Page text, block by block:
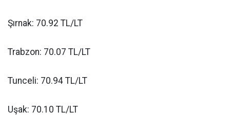
Şırnak: 70.92 TL/LT
Trabzon: 70.07 TL/LT
Tunceli: 70.94 TL/LT
Uşak: 70.10 TL/LT